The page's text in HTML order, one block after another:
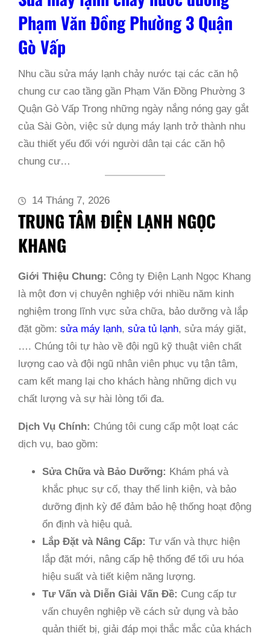
Phạm Văn Đồng Phường 3 Quận
Gò Vấp
Nhu cầu sửa máy lạnh chảy nước tại các căn hộ
chung cư cao tầng gần Phạm Văn Đồng Phường 3
Quận Gò Vấp Trong những ngày nắng nóng gay gắt
của Sài Gòn, việc sử dụng máy lạnh trở thành nhu
cầu thiết yếu đối với người dân tại các căn hộ
chung cư…
14 Tháng 7, 2026
TRUNG TÂM ĐIỆN LẠNH NGỌC
KHANG
Giới Thiệu Chung: Công ty Điện Lạnh Ngọc Khang
là một đơn vị chuyên nghiệp với nhiều năm kinh
nghiệm trong lĩnh vực sửa chữa, bảo dưỡng và lắp
đặt gồm: sửa máy lạnh, sửa tủ lạnh, sửa máy giặt,
…. Chúng tôi tự hào về đội ngũ kỹ thuật viên chất
lượng cao và đội ngũ nhân viên phục vụ tận tâm,
cam kết mang lại cho khách hàng những dịch vụ
chất lượng và sự hài lòng tối đa.
Dịch Vụ Chính: Chúng tôi cung cấp một loạt các
dịch vụ, bao gồm:
Sửa Chữa và Bảo Dưỡng: Khám phá và
khắc phục sự cố, thay thế linh kiện, và bảo
dưỡng định kỳ để đảm bảo hệ thống hoạt động
ổn định và hiệu quả.
Lắp Đặt và Nâng Cấp: Tư vấn và thực hiện
lắp đặt mới, nâng cấp hệ thống để tối ưu hóa
hiệu suất và tiết kiệm năng lượng.
Tư Vấn và Diễn Giải Vấn Đề: Cung cấp tư
vấn chuyên nghiệp về cách sử dụng và bảo
quản thiết bị, giải đáp mọi thắc mắc của khách